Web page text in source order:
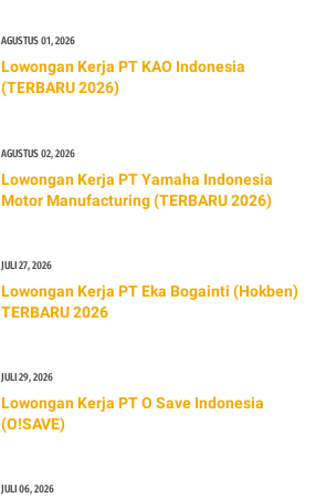
AGUSTUS 01, 2026
Lowongan Kerja PT KAO Indonesia
(TERBARU 2026)
AGUSTUS 02, 2026
Lowongan Kerja PT Yamaha Indonesia
Motor Manufacturing (TERBARU 2026)
JULI 27, 2026
Lowongan Kerja PT Eka Bogainti (Hokben)
TERBARU 2026
JULI 29, 2026
Lowongan Kerja PT O Save Indonesia
(O!SAVE)
JULI 06, 2026